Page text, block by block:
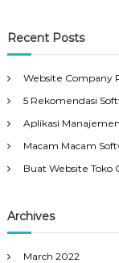
Recent Posts
Website Company
5 Rekomendasi
Aplikasi
Macam Macam
Buat Website Toko
Archives
March 2022